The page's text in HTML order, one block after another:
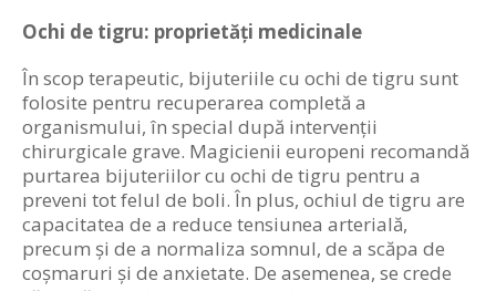
Ochi de tigru: proprietăți medicinale
În scop terapeutic, bijuteriile cu ochi de tigru sunt
folosite pentru recuperarea completă a
organismului, în special după intervenții
chirurgicale grave. Magicienii europeni recomandă
purtarea bijuteriilor cu ochi de tigru pentru a
preveni tot felul de boli. În plus, ochiul de tigru are
capacitatea de a reduce tensiunea arterială,
precum și de a normaliza somnul, de a scăpa de
coșmaruri și de anxietate. De asemenea, se crede